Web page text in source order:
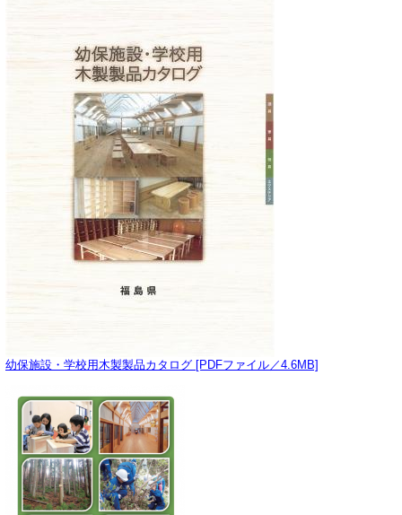
幼保施設・学校用木製製品カタログ [PDFファイル／4.6MB]